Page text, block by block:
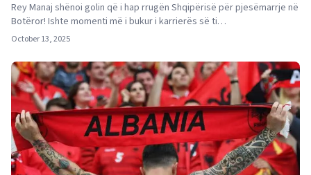
Rey Manaj shënoi golin që i hap rrugën Shqipërisë për pjesëmarrje në
Botëror! Ishte momenti më i bukur i karrierës së ti…
October 13, 2025